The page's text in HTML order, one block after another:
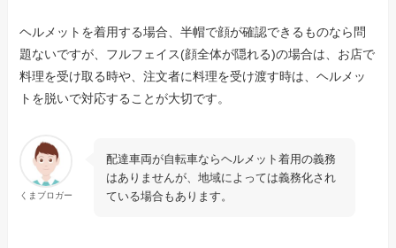
ヘルメットを着用する場合、半帽で顔が確認できるものなら問
題ないですが、フルフェイス(顔全体が隠れる)の場合は、 お店で
料理を受け取る時や、注文者に料理を受け渡す時は、ヘルメッ
トを脱いで対応することが大切です。
くまブロガー
配達車両が自転車ならヘルメット着用の義務
はありませんが、地域によっては義務化され
ている場合もあります。